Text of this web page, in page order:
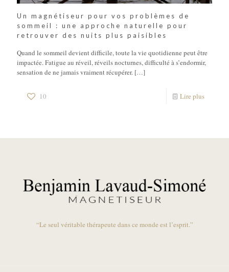
Un magnétiseur pour vos problèmes de
sommeil : une approche naturelle pour
retrouver des nuits plus paisibles
Quand le sommeil devient difficile, toute la vie quotidienne peut être
impactée. Fatigue au réveil, réveils nocturnes, difficulté à s’endormir,
sensation de ne jamais vraiment récupérer. […]
10 Lire plus
“Le seul véritable thérapeute dans ce monde est l’esprit.”